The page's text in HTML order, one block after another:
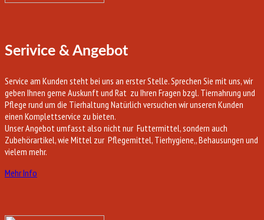
Serivice & Angebot
Service am Kunden steht bei uns an erster Stelle. Sprechen Sie mit uns, wir
geben Ihnen gerne Auskunft und Rat zu Ihren Fragen bzgl. Tiernahrung und
Pflege rund um die Tierhaltung Natürlich versuchen wir unseren Kunden
einen Komplettservice zu bieten.
Unser Angebot umfasst also nicht nur Futtermittel, sondern auch
Zubehörartikel, wie Mittel zur Pflegemittel, Tierhygiene,, Behausungen und
vielem mehr.
Mehr Info